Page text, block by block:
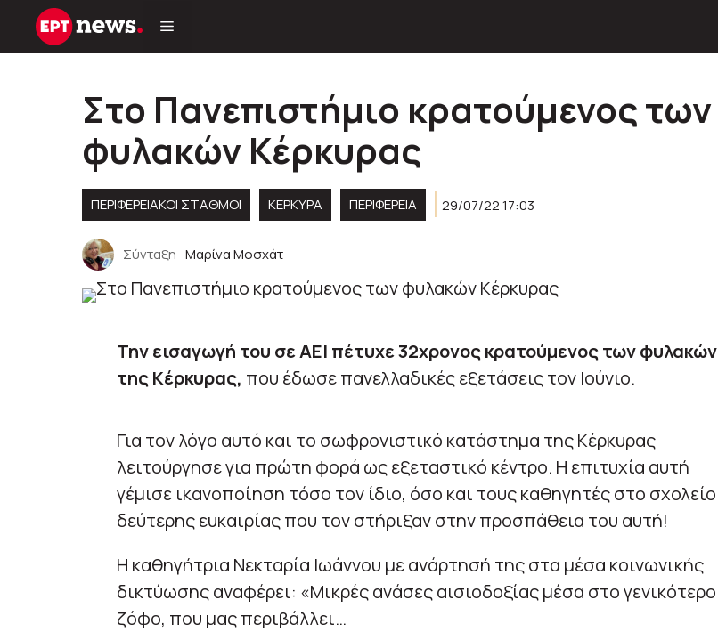
Μετάβαση
Στο Πανεπιστήμιο κρατούμενος των
φυλακών Κέρκυρας
ΠΕΡΙΦΕΡΕΙΑΚΟΊ ΣΤΑΘΜΟΊ ΚΕΡΚΥΡΑ ΠΕΡΙΦΈΡΕΙΑ 29/07/22 17:03
Σύνταξη Μαρίνα Μοσχάτ
Την εισαγωγή του σε ΑΕΙ πέτυχε 32χρονος κρατούμενος των φυλακών
της Κέρκυρας, που έδωσε πανελλαδικές εξετάσεις τον Ιούνιο.
Για τον λόγο αυτό και το σωφρονιστικό κατάστημα της Κέρκυρας
λειτούργησε για πρώτη φορά ως εξεταστικό κέντρο. Η επιτυχία αυτή
γέμισε ικανοποίηση τόσο τον ίδιο, όσο και τους καθηγητές στο σχολείο
δεύτερης ευκαιρίας που τον στήριξαν στην προσπάθεια του αυτή!
Η καθηγήτρια Νεκταρία Ιωάννου με ανάρτησή της στα μέσα κοινωνικής
δικτύωσης αναφέρει: «Μικρές ανάσες αισιοδοξίας μέσα στο γενικότερο
ζόφο, που μας περιβάλλει…